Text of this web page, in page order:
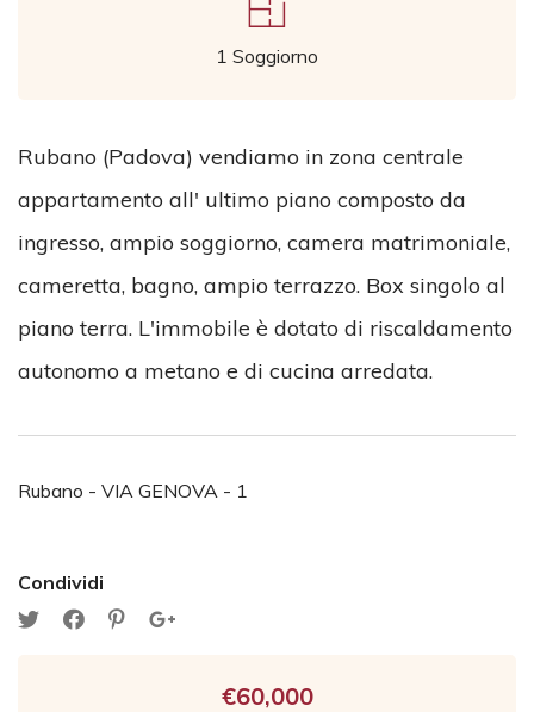
1 Soggiorno
Rubano (Padova) vendiamo in zona centrale
appartamento all' ultimo piano composto da
ingresso, ampio soggiorno, camera matrimoniale,
cameretta, bagno, ampio terrazzo. Box singolo al
piano terra. L'immobile è dotato di riscaldamento
autonomo a metano e di cucina arredata.
Rubano - VIA GENOVA - 1
Condividi
€60,000